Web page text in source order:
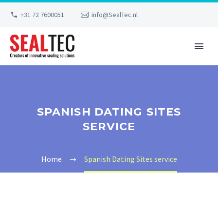
+31 72 7600051 info@SealTec.nl
SPANISH DATING SITES
SERVICE
Home Spanish Dating Sites service